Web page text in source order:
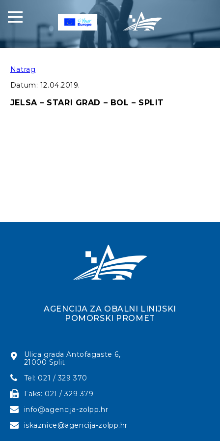
Natrag
Datum: 12.04.2019.
JELSA – STARI GRAD – BOL – SPLIT
AGENCIJA ZA OBALNI LINIJSKI
POMORSKI PROMET
Ulica grada Antofagaste 6,
21000 Split
Tel: 021 / 329 370
Faks: 021 / 329 379
info@agencija-zolpp.hr
iskaznice@agencija-zolpp.hr